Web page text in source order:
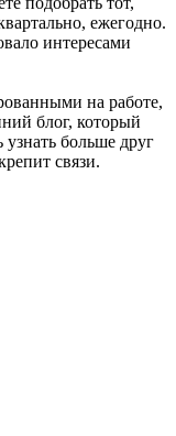
ежегодно.
интересами
на работе,
блог, который
узнать больше друг
связи.